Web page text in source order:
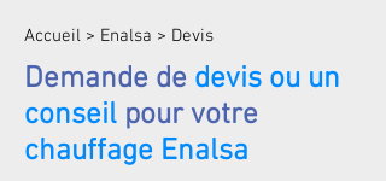
Accueil > Enalsa > Devis
Demande de devis ou un
conseil pour votre
chauffage Enalsa